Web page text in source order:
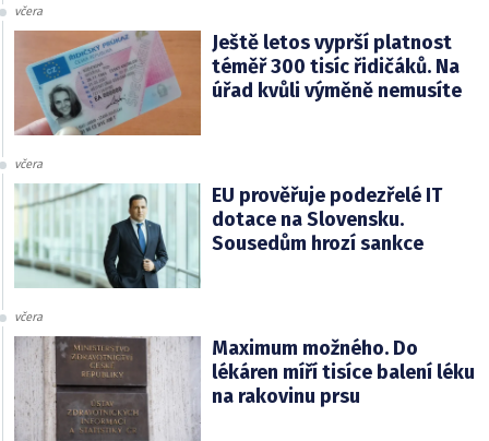
včera
Ještě letos vyprší platnost
téměř 300 tisíc řidičáků. Na
úřad kvůli výměně nemusíte
včera
EU prověřuje podezřelé IT
dotace na Slovensku.
Sousedům hrozí sankce
včera
Maximum možného. Do
lékáren míří tisíce balení léku
na rakovinu prsu